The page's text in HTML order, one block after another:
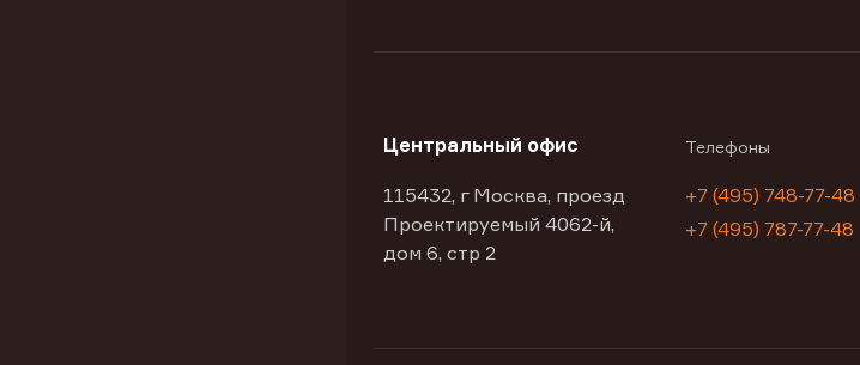
Центральный офис
115432, г Москва, проезд
Проектируемый 4062-й,
дом 6, стр 2
Телефоны
+7 (495) 748-77-48
+7 (495) 787-77-48